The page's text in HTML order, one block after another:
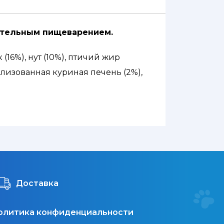
пищеварением.
нут (10%), птичий жир
куриная печень (2%),
(0,015%),
2 мг, витамин B1 (3a821) 10
B6 (3a831) 10 мг, фолиевая
(3b504) 55 мг, йодид калия
Доставка
конфиденциальности